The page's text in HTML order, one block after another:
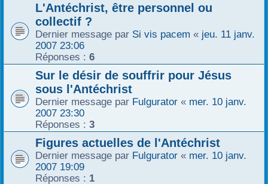
L'Antéchrist, être personnel ou
collectif ?
Dernier message par Si vis pacem « jeu. 11 janv.
2007 23:06
Réponses : 6
Sur le désir de souffrir pour Jésus
sous l'Antéchrist
Dernier message par Fulgurator « mer. 10 janv.
2007 23:30
Réponses : 3
Figures actuelles de l'Antéchrist
Dernier message par Fulgurator « mer. 10 janv.
2007 19:09
Réponses : 1